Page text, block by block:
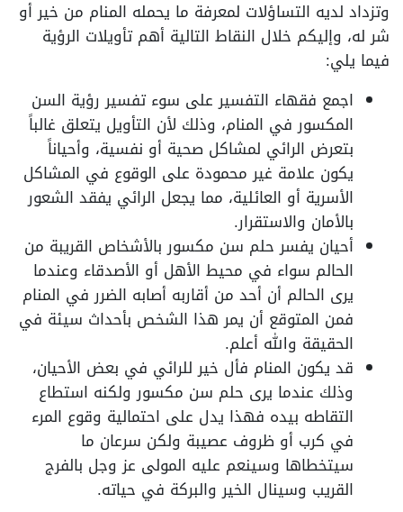
وتزداد لديه التساؤلات لمعرفة ما يحمله المنام من خير أو
شر له، وإليكم خلال النقاط التالية أهم تأويلات الرؤية
فيما يلي:
اجمع فقهاء التفسير على سوء تفسير رؤية السن
المكسور في المنام، وذلك لأن التأويل يتعلق غالباً
بتعرض الرائي لمشاكل صحية أو نفسية، وأحياناً
يكون علامة غير محمودة على الوقوع في المشاكل
الأسرية أو العائلية، مما يجعل الرائي يفقد الشعور
بالأمان والاستقرار.
أحيان يفسر حلم سن مكسور بالأشخاص القريبة من
الحالم سواء في محيط الأهل أو الأصدقاء وعندما
يرى الحالم أن أحد من أقاربه أصابه الضرر في المنام
فمن المتوقع أن يمر هذا الشخص بأحداث سيئة في
الحقيقة والله أعلم.
قد يكون المنام فأل خير للرائي في بعض الأحيان،
وذلك عندما يرى حلم سن مكسور ولكنه استطاع
التقاطه بيده فهذا يدل على احتمالية وقوع المرء
في كرب أو ظروف عصيبة ولكن سرعان ما
سيتخطاها وسينعم عليه المولى عز وجل بالفرج
القريب وسينال الخير والبركة في حياته.